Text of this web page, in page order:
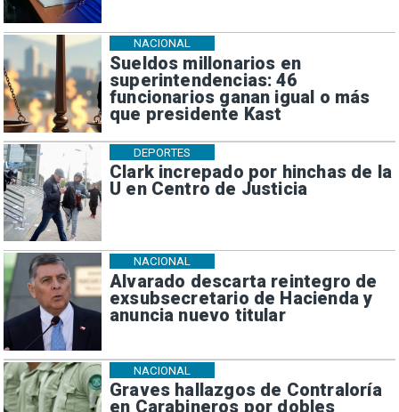
Sueldos millonarios en
superintendencias: 46
funcionarios ganan igual o más
que presidente Kast
NACIONAL
Clark increpado por hinchas de la
U en Centro de Justicia
DEPORTES
Alvarado descarta reintegro de
exsubsecretario de Hacienda y
anuncia nuevo titular
NACIONAL
Graves hallazgos de Contraloría
en Carabineros por dobles
NACIONAL